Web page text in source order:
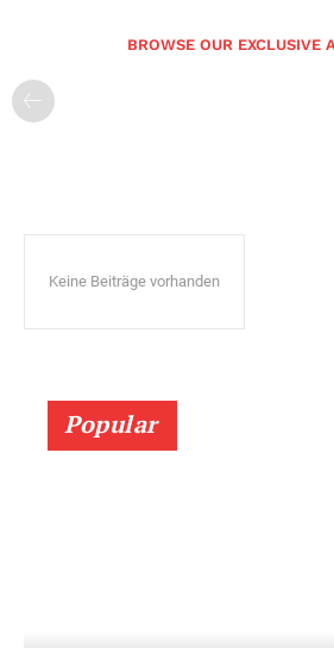
BROWSE OUR EXCLUSIVE
Keine Beiträge vorhanden
Popular